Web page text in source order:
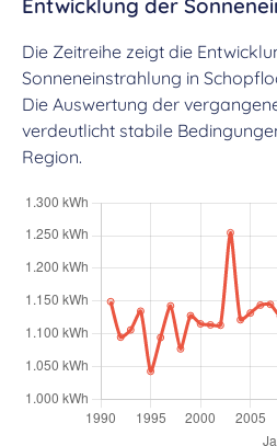
Die Zeitreihe zeigt die
Sonneneinstrahlung in
Die Auswertung der
verdeutlicht stabile
Region.